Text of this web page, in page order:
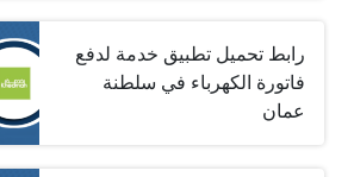
رابط تحميل تطبيق خدمة لدفع
فاتورة الكهرباء في سلطنة
عمان